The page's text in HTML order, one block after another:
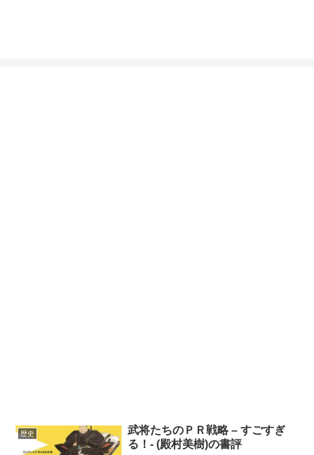
歴史
武将たちのＰＲ戦略 – すごすぎ
る！- (殿村美樹)の書評